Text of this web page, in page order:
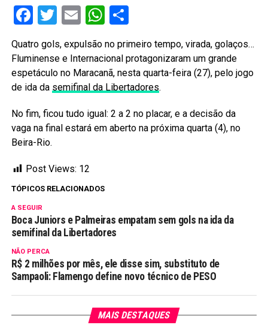
Facebook
Twitter
EmailWhatsApp
Quatro gols, expulsão no primeiro tempo, virada, golaços…
Fluminense e Internacional protagonizaram um grande
espetáculo no Maracanã, nesta quarta-feira (27), pelo jogo
de ida da semifinal da Libertadores.
No fim, ficou tudo igual: 2 a 2 no placar, e a decisão da
vaga na final estará em aberto na próxima quarta (4), no
Beira-Rio.
Post Views: 12
TÓPICOS RELACIONADOS
A SEGUIR
Boca Juniors e Palmeiras empatam sem gols na ida da
semifinal da Libertadores
NÃO PERCA
R$ 2 milhões por mês, ele disse sim, substituto de
Sampaoli: Flamengo define novo técnico de PESO
MAIS DESTAQUES